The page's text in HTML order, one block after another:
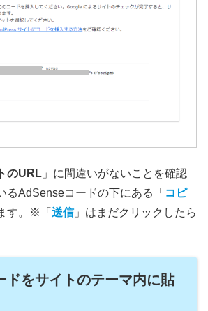
のURL 」に間違いがないことを確認
るAdSenseコードの下にある「 コピ
す。※「 送信」はまだクリックしたら
ドをサイトのテーマ内に貼